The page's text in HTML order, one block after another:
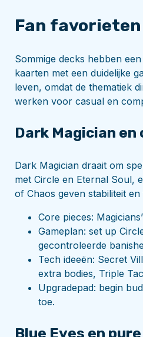
Fan
Sommige decks hebben
kaarten met een duidelijke
leven, omdat de thematiek
werken voor casual en
Dark Magician
Dark Magician draait om
met Circle en Eternal Soul,
of Chaos geven stabiliteit
Core pieces:
Gameplan: set up
gecontroleerde
Tech ideeën: Secret
extra bodies, Triple
Upgradepad: begin
toe.
Blue Eyes en